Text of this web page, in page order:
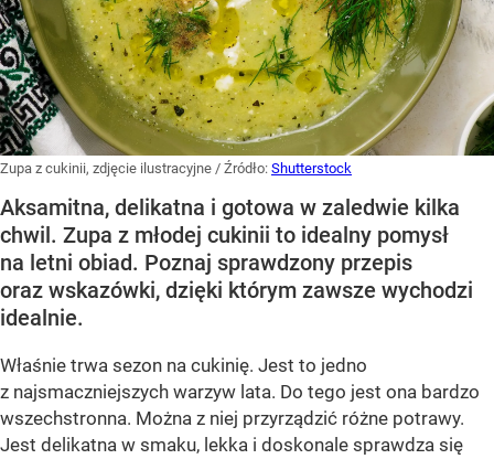
Zupa z cukinii, zdjęcie ilustracyjne / Źródło: Shutterstock
Aksamitna, delikatna i gotowa w zaledwie kilka
chwil. Zupa z młodej cukinii to idealny pomysł
na letni obiad. Poznaj sprawdzony przepis
oraz wskazówki, dzięki którym zawsze wychodzi
idealnie.
Właśnie trwa sezon na cukinię. Jest to jedno
z najsmaczniejszych warzyw lata. Do tego jest ona bardzo
wszechstronna. Można z niej przyrządzić różne potrawy.
Jest delikatna w smaku, lekka i doskonale sprawdza się